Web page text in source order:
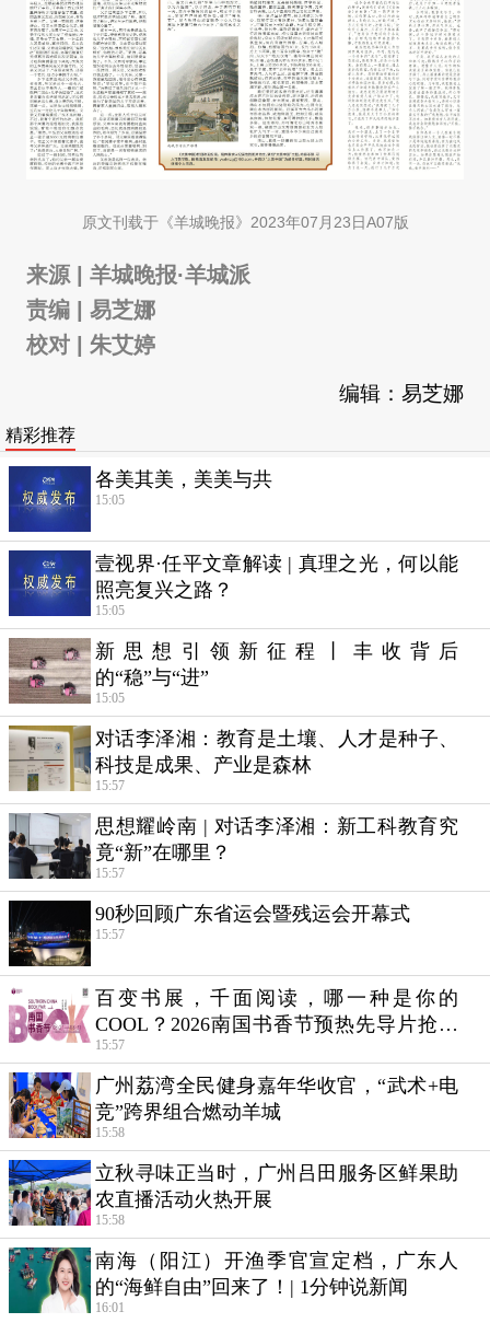
原文刊载于《羊城晚报》2023年07月23日A07版
来源 | 羊城晚报·羊城派
责编 | 易芝娜
校对 | 朱艾婷
编辑：易芝娜
精彩推荐